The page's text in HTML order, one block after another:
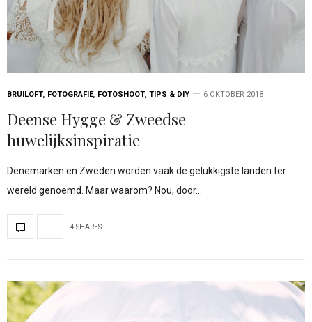
BRUILOFT, FOTOGRAFIE, FOTOSHOOT, TIPS & DIY 6 OKTOBER 2018
Deense Hygge & Zweedse
huwelijksinspiratie
Denemarken en Zweden worden vaak de gelukkigste landen ter
wereld genoemd. Maar waarom? Nou, door…
4 SHARES